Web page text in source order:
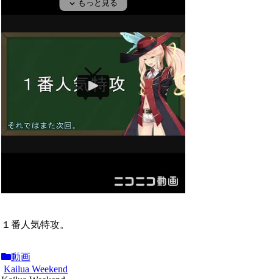
１番人気特攻。
動画
Kailua Weekend